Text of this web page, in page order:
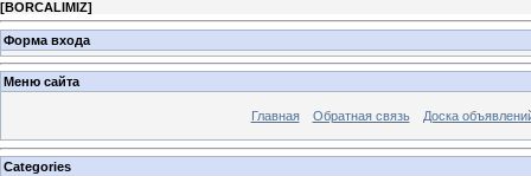
[BORCALIMIZ]
Форма входа
Меню сайта
Главная Обратная связь Доска
Categories